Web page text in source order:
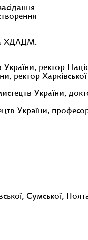
ХДАДМ.
ректор
ректор
України,
України,
Сумської,